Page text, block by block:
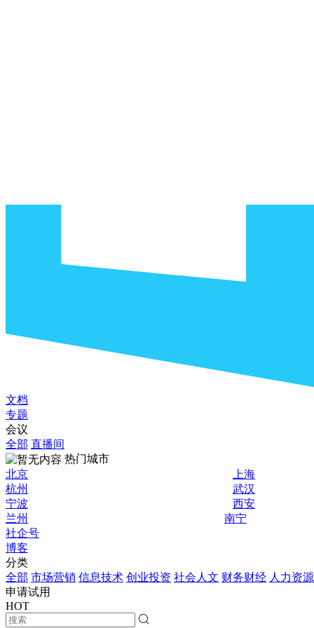
文档
专题
会议
全部 直播间
热门城市
北京
上海
杭州
武汉
宁波
西安
兰州
南宁
社企号
博客
分类
全部 市场营销 信息技术 创业投资 社会人文 财务财经 人力资源
申请试用
HOT